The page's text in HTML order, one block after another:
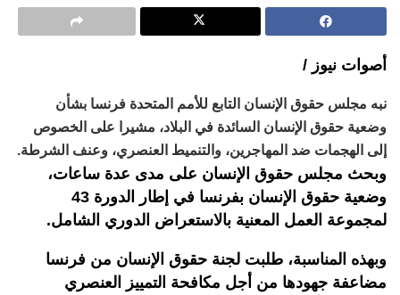
أصوات نيوز /
نبه مجلس حقوق الإنسان التابع للأمم المتحدة فرنسا بشأن
وضعية حقوق الإنسان السائدة في البلاد، مشيرا على الخصوص
إلى الهجمات ضد المهاجرين، والتنميط العنصري، وعنف الشرطة.
وبحث مجلس حقوق الإنسان على مدى عدة ساعات،
وضعية حقوق الإنسان بفرنسا في إطار الدورة 43
لمجموعة العمل المعنية بالاستعراض الدوري الشامل.
وبهذه المناسبة، طلبت لجنة حقوق الإنسان من فرنسا
مضاعفة جهودها من أجل مكافحة التمييز العنصري